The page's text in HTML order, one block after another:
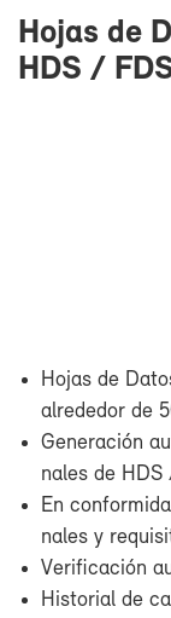
Ho­jas de
HDS /
Ho­jas de
al­re­de­dor de
Ge­ne­ra­ción
na­les de HDS
En
na­les y
Ve­ri­fi­ca­ción
His­to­rial de